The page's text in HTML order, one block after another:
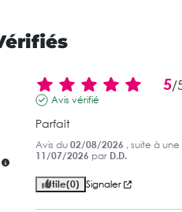
5/
Avis vérifié
Parfait
Avis du 02/08/2026 , suite à
11/07/2026 par D.D.
Utile(0) Signaler